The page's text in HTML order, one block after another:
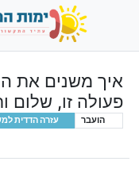
איך משנים את
פעולה זו, שלום
הועבר עזרה הדדית